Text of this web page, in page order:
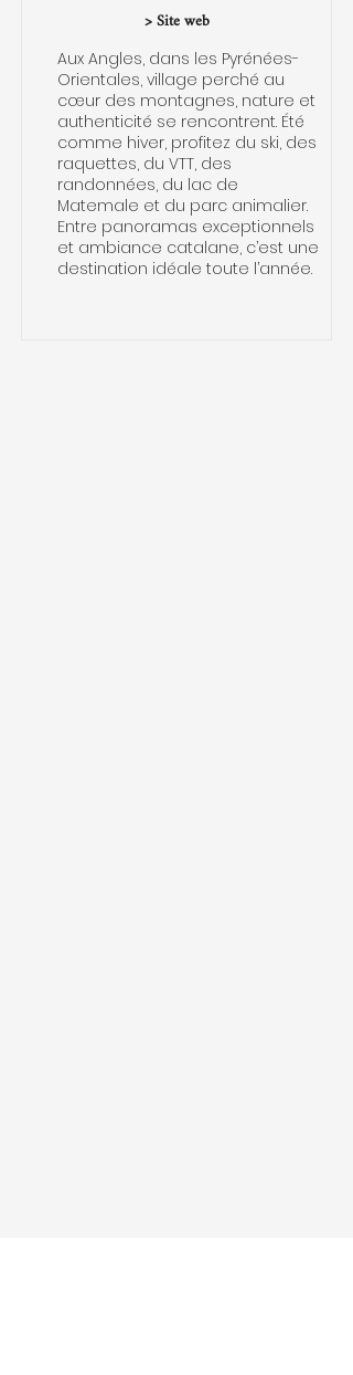
Aux Angles, dans les Pyrénées-
Orientales, village perché au
cœur des montagnes, nature et
authenticité se rencontrent. Été
comme hiver, profitez du ski, des
raquettes, du VTT, des
randonnées, du lac de
Matemale et du parc animalier.
Entre panoramas exceptionnels
et ambiance catalane, c’est une
destination idéale toute l’année.
> Site web